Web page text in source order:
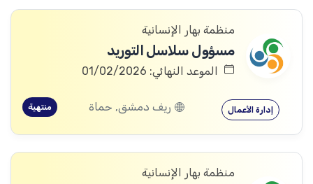
منظمة بهار الإنسانية
مسؤول سلاسل التوريد
الموعد النهائي: 01/02/2026
إدارة الأعمال ريف دمشق, حماة منتهية
منظمة بهار الإنسانية